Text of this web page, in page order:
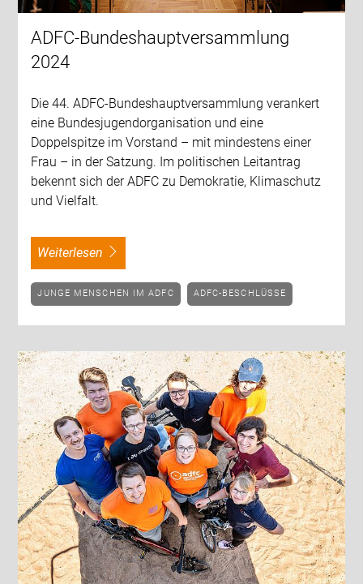
ADFC-Bundeshauptversammlung
2024
Die 44. ADFC-Bundeshauptversammlung verankert
eine Bundesjugendorganisation und eine
Doppelspitze im Vorstand – mit mindestens einer
Frau – in der Satzung. Im politischen Leitantrag
bekennt sich der ADFC zu Demokratie, Klimaschutz
und Vielfalt.
weiterlesen
JUNGE MENSCHEN IM ADFC ADFC-BESCHLÜSSE